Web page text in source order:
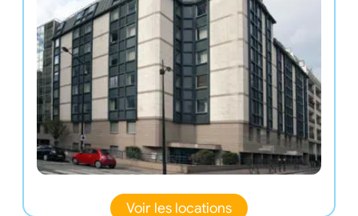
Voir les locations